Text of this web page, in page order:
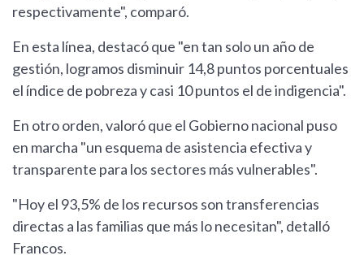
respectivamente", comparó.
En esta línea, destacó que "en tan solo un año de
gestión, logramos disminuir 14,8 puntos porcentuales
el índice de pobreza y casi 10 puntos el de indigencia".
En otro orden, valoró que el Gobierno nacional puso
en marcha "un esquema de asistencia efectiva y
transparente para los sectores más vulnerables".
"Hoy el 93,5% de los recursos son transferencias
directas a las familias que más lo necesitan", detalló
Francos.